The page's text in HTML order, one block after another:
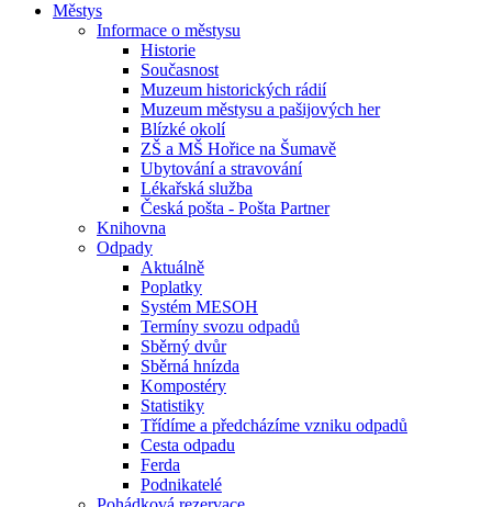
Městys
Informace o městysu
Historie
Současnost
Muzeum historických rádií
Muzeum městysu a pašijových her
Blízké okolí
ZŠ a MŠ Hořice na Šumavě
Ubytování a stravování
Lékařská služba
Česká pošta - Pošta Partner
Knihovna
Odpady
Aktuálně
Poplatky
Systém MESOH
Termíny svozu odpadů
Sběrný dvůr
Sběrná hnízda
Kompostéry
Statistiky
Třídíme a předcházíme vzniku odpadů
Cesta odpadu
Ferda
Podnikatelé